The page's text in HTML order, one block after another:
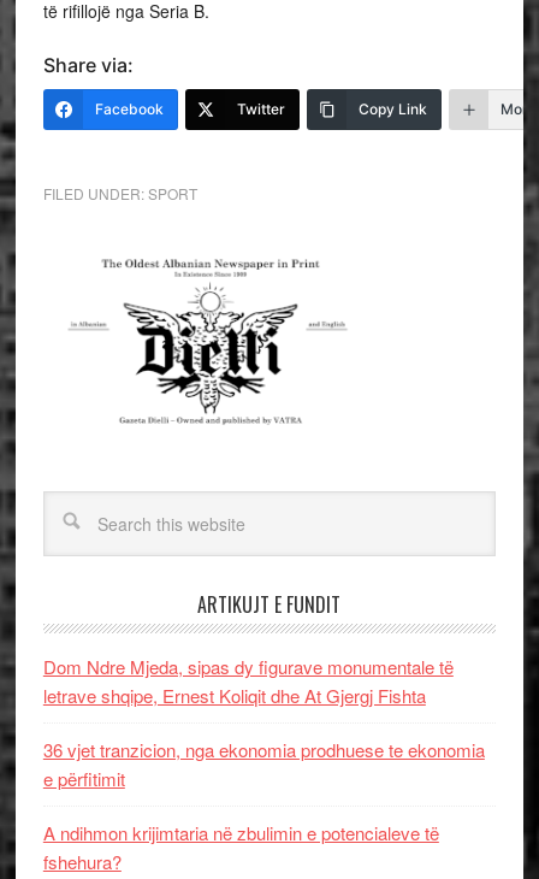
të rifillojë nga Seria B.
Share via:
Facebook Twitter Copy Link More
FILED UNDER:SPORT
ARTIKUJT E FUNDIT
Dom Ndre Mjeda, sipas dy figurave monumentale të
letrave shqipe, Ernest Koliqit dhe At Gjergj Fishta
36 vjet tranzicion, nga ekonomia prodhuese te ekonomia
e përfitimit
A ndihmon krijimtaria në zbulimin e potencialeve të
fshehura?